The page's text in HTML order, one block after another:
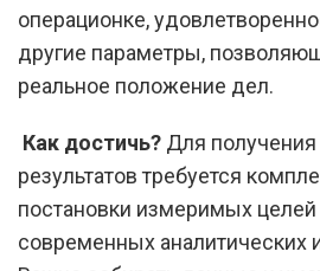
операционке,
другие параметры,
реальное положение дел.
Как достичь? Для
результатов требуется
постановки измеримых
современных аналитических